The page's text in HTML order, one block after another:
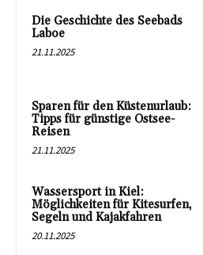
Die Geschichte des Seebads
Laboe
21.11.2025
Sparen für den Küstenurlaub:
Tipps für günstige Ostsee-
Reisen
21.11.2025
Wassersport in Kiel:
Möglichkeiten für Kitesurfen,
Segeln und Kajakfahren
20.11.2025